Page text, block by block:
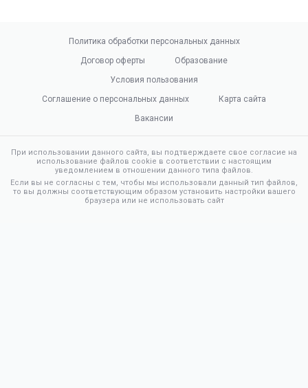
Политика обработки персональных данных
Договор оферты
Образование
Условия пользования
Соглашение о персональных данных
Карта сайта
Вакансии
При использовании данного сайта, вы подтверждаете свое согласие на
использование файлов cookie в соответствии с настоящим
уведомлением в отношении данного типа файлов.
Если вы не согласны с тем, чтобы мы использовали данный тип файлов,
то вы должны соответствующим образом установить настройки вашего
браузера или не использовать сайт